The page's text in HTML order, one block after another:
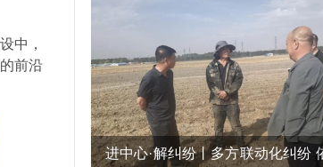
中，
前沿
进中心·解纠纷丨多方联动化纠纷